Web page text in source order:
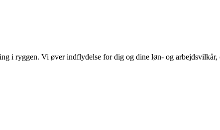
i ryggen. Vi øver indflydelse for dig og dine løn- og